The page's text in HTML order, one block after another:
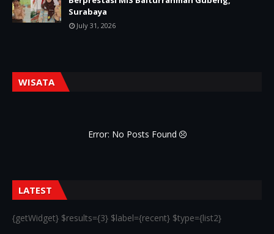
Surabaya
July 31, 2026
WISATA
Error: No Posts Found
LATEST
{getWidget} $results={3} $label={recent} $type={list2}